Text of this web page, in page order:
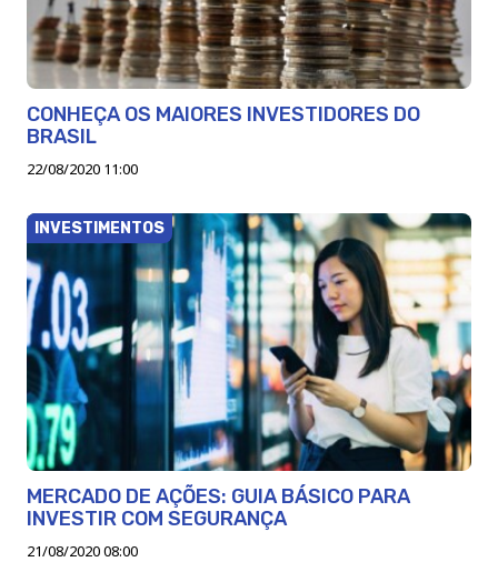
CONHEÇA OS MAIORES INVESTIDORES DO
BRASIL
22/08/2020 11:00
INVESTIMENTOS
MERCADO DE AÇÕES: GUIA BÁSICO PARA
INVESTIR COM SEGURANÇA
21/08/2020 08:00